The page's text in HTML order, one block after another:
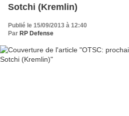
Sotchi (Kremlin)
Publié le 15/09/2013 à 12:40
Par RP Defense